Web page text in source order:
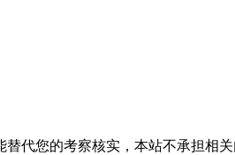
代您的考察核实，本站不承担相